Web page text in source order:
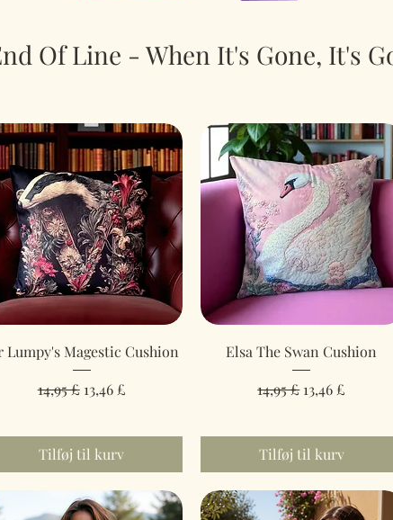
Of Line - When It's Gone, It's
Hurtigvisning
Lumpy's Magestic Cushion
Regulær pris
14,95 £ Salgspris
13,46 £
Tilføj til kurv
Hurtigvisning
Elsa The Swan Cushion
Regulær pris
14,95 £ Salgspris
13,46 £
Tilføj til kurv